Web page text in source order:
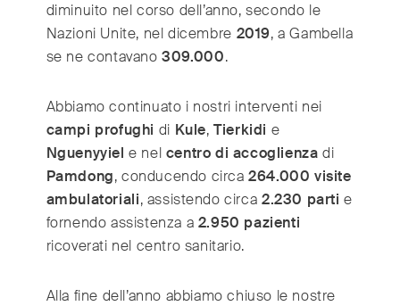
diminuito nel corso dell’anno, secondo le
Nazioni Unite, nel dicembre 2019, a Gambella
se ne contavano309.000.
Abbiamo continuato i nostri interventi nei
campi profughi di Kule,Tierkidi e
Nguenyyiel e nel centro di accoglienza di
Pamdong, conducendo circa264.000 visite
ambulatoriali, assistendo circa 2.230 parti e
fornendo assistenza a 2.950 pazienti
ricoverati nel centro sanitario.
Alla fine dell’anno abbiamo chiuso le nostre